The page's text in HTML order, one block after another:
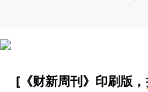
[《财新周刊》印刷版，